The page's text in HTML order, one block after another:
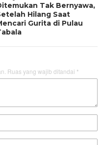
Tak Bernyawa,
Hilang Saat
Gurita di Pulau
Ruas yang wajib ditandai *